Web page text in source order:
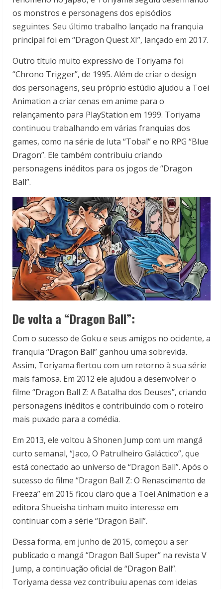
os monstros e personagens dos episódios
seguintes. Seu último trabalho lançado na franquia
principal foi em “Dragon Quest XI”, lançado em 2017.
Outro título muito expressivo de Toriyama foi
“Chrono Trigger”, de 1995. Além de criar o design
dos personagens, seu próprio estúdio ajudou a Toei
Animation a criar cenas em anime para o
relançamento para PlayStation em 1999. Toriyama
continuou trabalhando em várias franquias dos
games, como na série de luta “Tobal” e no RPG “Blue
Dragon”. Ele também contribuiu criando
personagens inéditos para os jogos de “Dragon
Ball”.
De volta a “Dragon Ball”:
Com o sucesso de Goku e seus amigos no ocidente, a
franquia “Dragon Ball” ganhou uma sobrevida.
Assim, Toriyama flertou com um retorno à sua série
mais famosa. Em 2012 ele ajudou a desenvolver o
filme “Dragon Ball Z: A Batalha dos Deuses”, criando
personagens inéditos e contribuindo com o roteiro
mais puxado para a comédia.
Em 2013, ele voltou à Shonen Jump com um mangá
curto semanal, “Jaco, O Patrulheiro Galáctico”, que
está conectado ao universo de “Dragon Ball”. Após o
sucesso do filme “Dragon Ball Z: O Renascimento de
Freeza” em 2015 ficou claro que a Toei Animation e a
editora Shueisha tinham muito interesse em
continuar com a série “Dragon Ball”.
Dessa forma, em junho de 2015, começou a ser
publicado o mangá “Dragon Ball Super” na revista V
Jump, a continuação oficial de “Dragon Ball”.
Toriyama dessa vez contribuiu apenas com ideias